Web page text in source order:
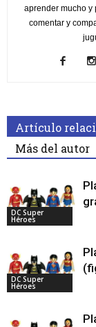
aprender mucho y
comentar y
Artículo
Más del autor
DC Super
Héroes
DC Super
Héroes